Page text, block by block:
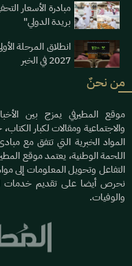
مبادرة الأسعار
بريدة الدولي"
انطلاق المرحلة
2027 في الخبر
من نحنٌ
موقع المطيرفي يمزج بين
والاجتماعية ومقالات لكبار
المواد الخبرية التي تتفق مع
اللحمة الوطنية، يعتمد موقع
التفاعل وتحويل المعلومات إلى
نحرص أيضا على تقديم خدمات
والوفيات.